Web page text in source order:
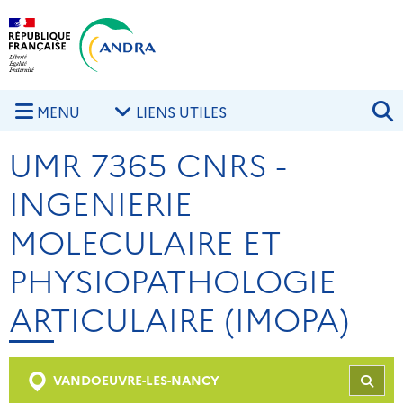
Aller au contenu principal
MENU LIENS UTILES
UMR 7365 CNRS -
INGENIERIE
MOLECULAIRE ET
PHYSIOPATHOLOGIE
ARTICULAIRE (IMOPA)
VANDOEUVRE-LES-NANCY